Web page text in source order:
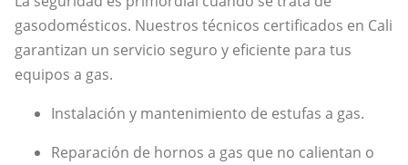
gasodomésticos. Nuestros técnicos certificados en Cali
garantizan un servicio seguro y eficiente para tus
equipos a gas.
Instalación y mantenimiento de estufas a gas.
Reparación de hornos a gas que no calientan o